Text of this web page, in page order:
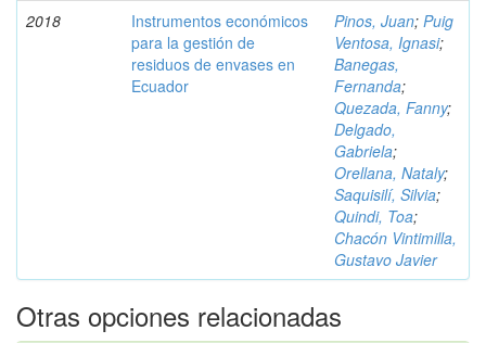
2018
Instrumentos económicos
para la gestión de
residuos de envases en
Ecuador
Pinos, Juan; Puig
Ventosa, Ignasi;
Banegas,
Fernanda;
Quezada, Fanny;
Delgado,
Gabriela;
Orellana, Nataly;
Saquisilí, Silvia;
Quindi, Toa;
Chacón Vintimilla,
Gustavo Javier
Otras opciones relacionadas